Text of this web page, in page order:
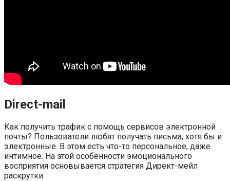
Direct-mail
Как получить трафик с помощь сервисов электронной
почты? Пользователи любят получать письма, хотя бы и
электронные. В этом есть что-то персональное, даже
интимное. На этой особенности эмоционального
восприятия основывается стратегия Директ-мейл
раскрутки.